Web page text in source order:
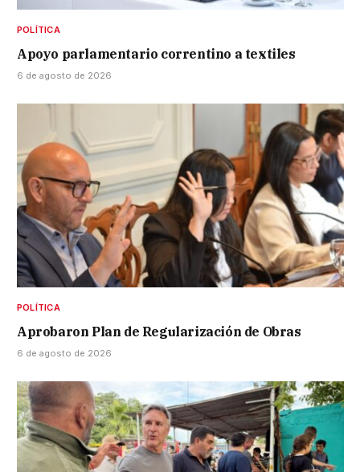
POLÍTICA
Apoyo parlamentario correntino a textiles
6 de agosto de 2026
POLÍTICA
Aprobaron Plan de Regularización de Obras
6 de agosto de 2026